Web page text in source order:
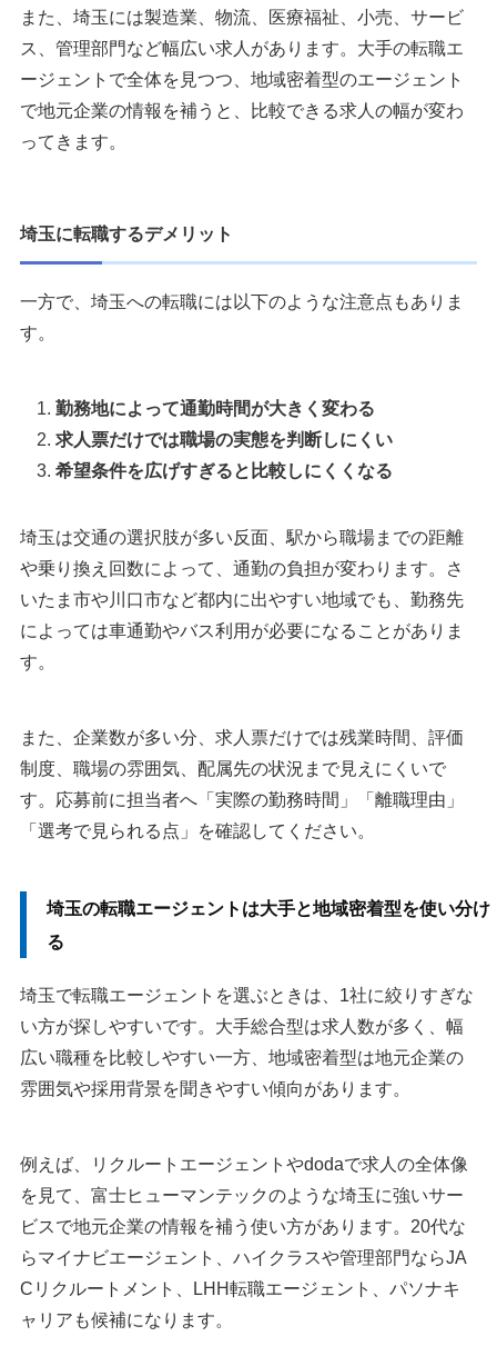
また、埼玉には製造業、物流、医療福祉、小売、サービ
ス、管理部門など幅広い求人があります。大手の転職エ
ージェントで全体を見つつ、地域密着型のエージェント
で地元企業の情報を補うと、比較できる求人の幅が変わ
ってきます。
埼玉に転職するデメリット
一方で、埼玉への転職には以下のような注意点もありま
す。
勤務地によって通勤時間が大きく変わる
求人票だけでは職場の実態を判断しにくい
希望条件を広げすぎると比較しにくくなる
埼玉は交通の選択肢が多い反面、駅から職場までの距離
や乗り換え回数によって、通勤の負担が変わります。さ
いたま市や川口市など都内に出やすい地域でも、勤務先
によっては車通勤やバス利用が必要になることがありま
す。
また、企業数が多い分、求人票だけでは残業時間、評価
制度、職場の雰囲気、配属先の状況まで見えにくいで
す。応募前に担当者へ「実際の勤務時間」「離職理由」
「選考で見られる点」を確認してください。
埼玉の転職エージェントは大手と地域密着型を使い分け
る
埼玉で転職エージェントを選ぶときは、1社に絞りすぎな
い方が探しやすいです。大手総合型は求人数が多く、幅
広い職種を比較しやすい一方、地域密着型は地元企業の
雰囲気や採用背景を聞きやすい傾向があります。
例えば、リクルートエージェントやdodaで求人の全体像
を見て、富士ヒューマンテックのような埼玉に強いサー
ビスで地元企業の情報を補う使い方があります。20代な
らマイナビエージェント、ハイクラスや管理部門ならJA
Cリクルートメント、LHH転職エージェント、パソナキ
ャリアも候補になります。